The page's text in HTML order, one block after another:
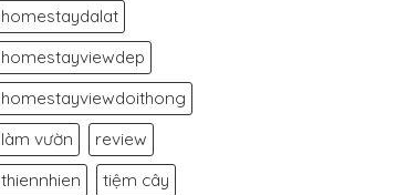
homestaydalat
homestayviewdep
homestayviewdoithong
làm vườn
review
thiennhien
tiệm cây